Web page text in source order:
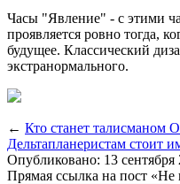
Часы "Явление" - с этими
проявляется ровно тогда,
будущее. Классический
экстранормального.
← Кто станет талисманом
Дельтапланеристам стоит
Опубликовано: 13 сентября
Прямая ссылка на пост «Не